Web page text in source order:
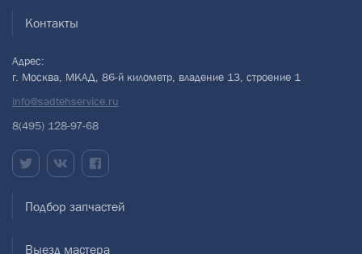
Контакты
Адрес:
г. Москва, МКАД, 86-й километр, владение 13, строение 1
info@sadtehservice.ru
8(495) 128-97-68
Подбор запчастей
Выезд мастера